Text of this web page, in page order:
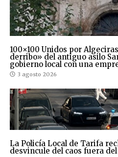
100×100 Unidos por
derribo» del antiguo asilo
gobierno local con una
3 agosto 2026
La Policía Local de Tarifa
desvincule del caos fuera